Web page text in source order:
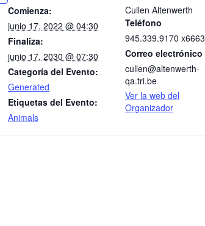
Comienza:
junio 17, 2022 @ 04:30
Finaliza:
junio 17, 2030 @ 07:30
Categoría del Evento:
Generated
Etiquetas del Evento:
Animals
Cullen Altenwerth
Teléfono
945.339.9170 x6663
Correo electrónico
cullen@altenwerth-
qa.tri.be
Ver la web del
Organizador